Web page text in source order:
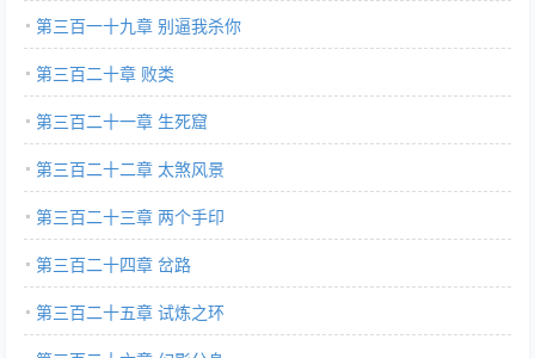
第三百一十九章 别逼我杀你
第三百二十章 败类
第三百二十一章 生死窟
第三百二十二章 太煞风景
第三百二十三章 两个手印
第三百二十四章 岔路
第三百二十五章 试炼之环